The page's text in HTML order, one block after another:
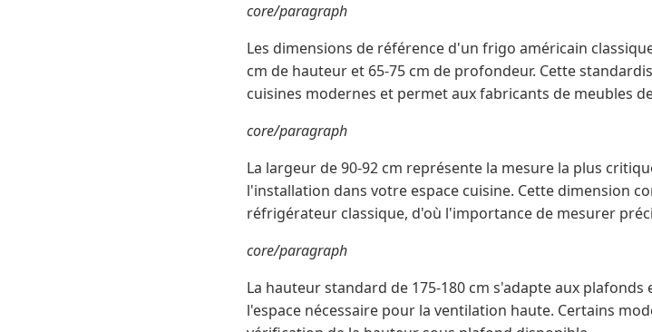
core/paragraph
Les dimensions de référence d'un frigo américain
cm de hauteur et 65-75 cm de profondeur. Cette
cuisines modernes et permet aux fabricants de meubles
core/paragraph
La largeur de 90-92 cm représente la mesure la plus
l'installation dans votre espace cuisine. Cette dimension
réfrigérateur classique, d'où l'importance de mesurer
core/paragraph
La hauteur standard de 175-180 cm s'adapte aux
l'espace nécessaire pour la ventilation haute. Certains